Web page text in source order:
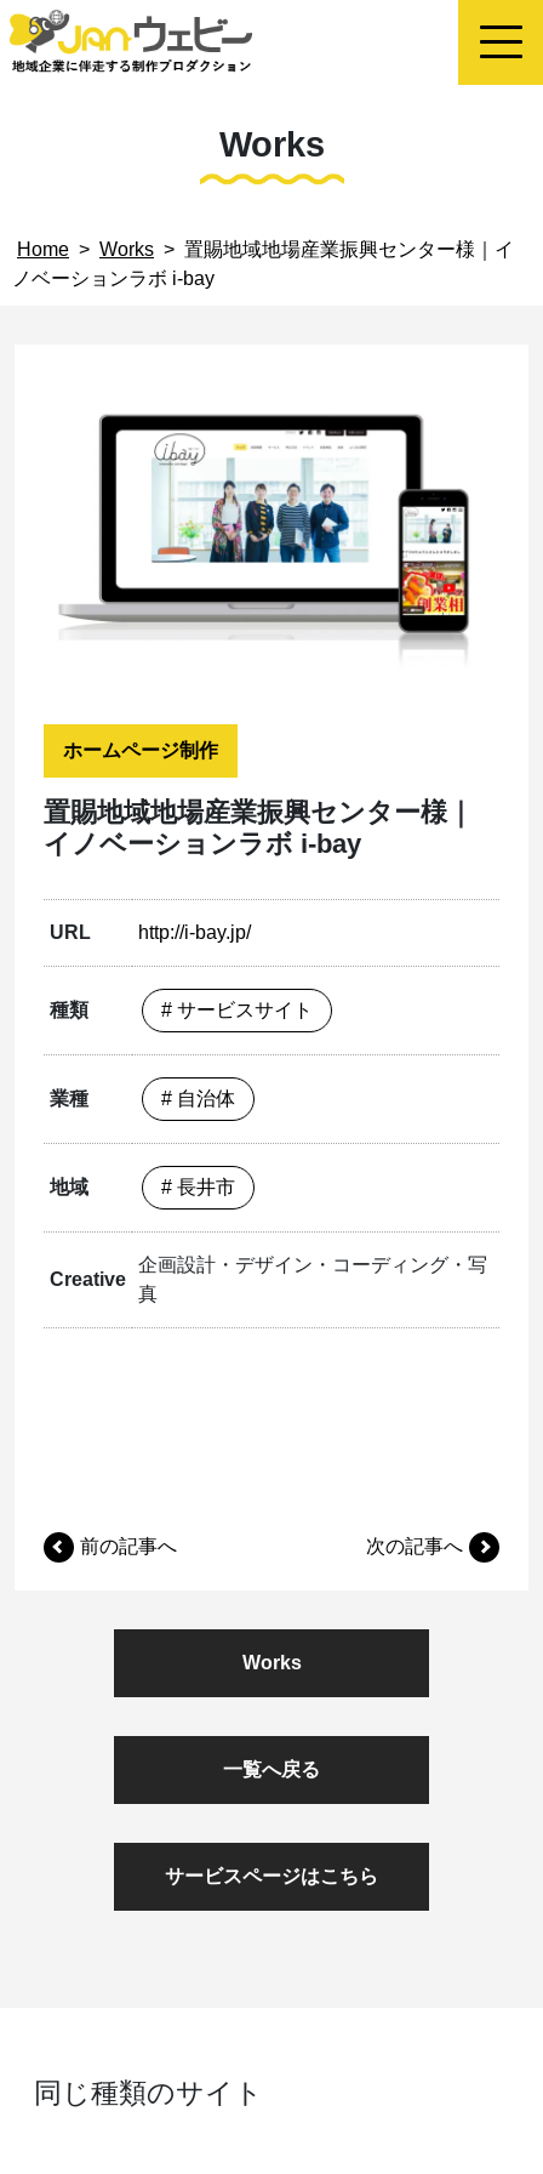
Works
Home > Works > 置賜地域地場産業振興センター様｜イ
ノベーションラボ i-bay
ホームページ制作
置賜地域地場産業振興センター様｜
イノベーションラボ i-bay
URL http://i-bay.jp/
種類 # サービスサイト
業種 # 自治体
地域 # 長井市
Creative
企画設計・デザイン・コーディング・写
真
前の記事へ 次の記事へ
Works
一覧へ戻る
サービスページはこちら
同じ種類のサイト